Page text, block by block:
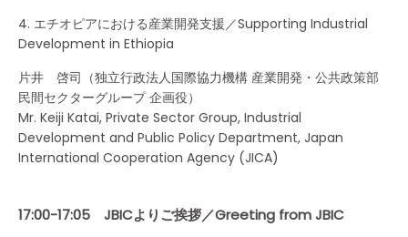
4. エチオピアにおける産業開発支援／Supporting Industrial
Development in Ethiopia
片井 啓司（独立行政法人国際協力機構 産業開発・公共政策部
民間セクターグループ 企画役）
Mr. Keiji Katai, Private Sector Group, Industrial
Development and Public Policy Department, Japan
International Cooperation Agency (JICA)
17:00-17:05 JBICよりご挨拶／Greeting from JBIC